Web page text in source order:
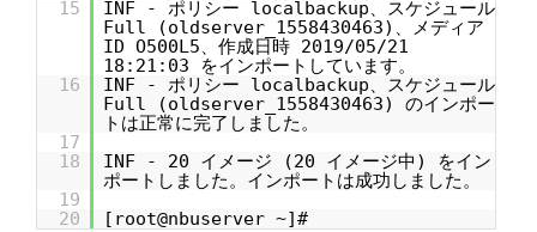
15
INF - ポリシー localbackup、スケジュール
Full (oldserver_1558430463)、メディア
ID O500L5、作成日時 2019/05/21
18:21:03 をインポートしています。
16
INF - ポリシー localbackup、スケジュール
Full (oldserver_1558430463) のインポー
トは正常に完了しました。
17
18
INF - 20 イメージ (20 イメージ中) をイン
ポートしました。インポートは成功しました。
19
20
[root@nbuserver ~]#